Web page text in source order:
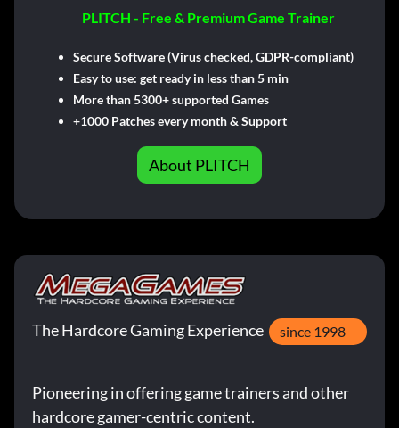
PLITCH - Free & Premium Game Trainer
Secure Software (Virus checked, GDPR-compliant)
Easy to use: get ready in less than 5 min
More than 5300+ supported Games
+1000 Patches every month & Support
About PLITCH
The Hardcore Gaming Experience since 1998
Pioneering in offering game trainers and other
hardcore gamer-centric content.